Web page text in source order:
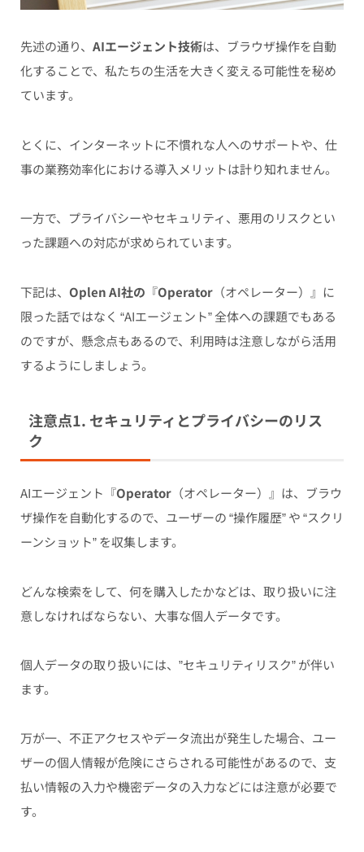
先述の通り、 AIエージェント技術は、ブラウザ操作を自動
化することで、私たちの生活を大きく変える可能性を秘め
ています。
とくに、インターネットに不慣れな人へのサポートや、仕
事の業務効率化における導入メリットは計り知れません。
一方で、プライバシーやセキュリティ、悪用のリスクとい
った課題への対応が求められています。
下記は、 Oplen AI社の 『Operator（オペレーター）』に
限った話ではなく “AIエージェント” 全体への課題でもある
のですが、懸念点もあるので、利用時は注意しながら活用
するようにしましょう。
注意点1. セキュリティとプライバシーのリス
ク
AIエージェント『Operator（オペレーター）』は、ブラウ
ザ操作を自動化するので、ユーザーの “操作履歴” や “スクリ
ーンショット” を収集します。
どんな検索をして、何を購入したかなどは、取り扱いに注
意しなければならない、大事な個人データです。
個人データの取り扱いには、”セキュリティリスク” が伴い
ます。
万が一、不正アクセスやデータ流出が発生した場合、ユー
ザーの個人情報が危険にさらされる可能性があるので、支
払い情報の入力や機密データの入力などには注意が必要で
す。